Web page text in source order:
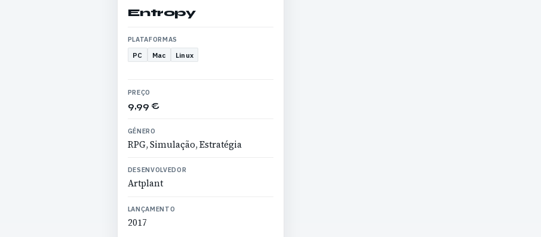
Entropy
PLATAFORMAS
PC Mac Linux
PREÇO
9,99 €
GÉNERO
RPG, Simulação, Estratégia
DESENVOLVEDOR
Artplant
LANÇAMENTO
2017